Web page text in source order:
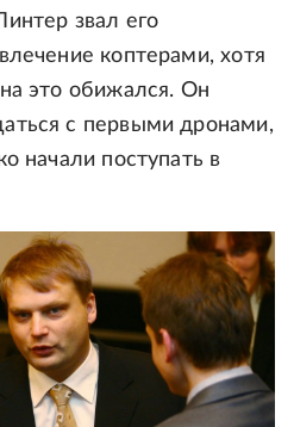
звал его
коптерами, хотя
это обижался. Он
с первыми дронами,
начали поступать в